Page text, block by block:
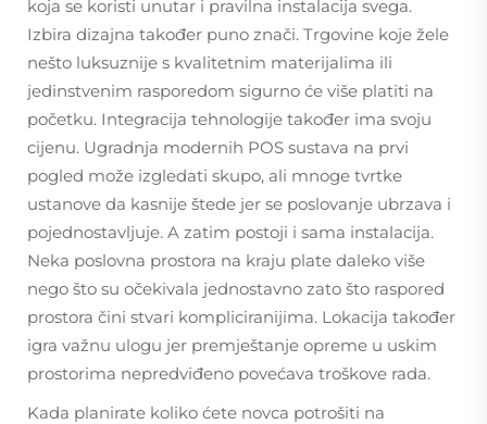
koja se koristi unutar i pravilna instalacija svega.
Izbira dizajna također puno znači. Trgovine koje žele
nešto luksuznije s kvalitetnim materijalima ili
jedinstvenim rasporedom sigurno će više platiti na
početku. Integracija tehnologije također ima svoju
cijenu. Ugradnja modernih POS sustava na prvi
pogled može izgledati skupo, ali mnoge tvrtke
ustanove da kasnije štede jer se poslovanje ubrzava i
pojednostavljuje. A zatim postoji i sama instalacija.
Neka poslovna prostora na kraju plate daleko više
nego što su očekivala jednostavno zato što raspored
prostora čini stvari kompliciranijima. Lokacija također
igra važnu ulogu jer premještanje opreme u uskim
prostorima nepredviđeno povećava troškove rada.
Kada planirate koliko ćete novca potrošiti na